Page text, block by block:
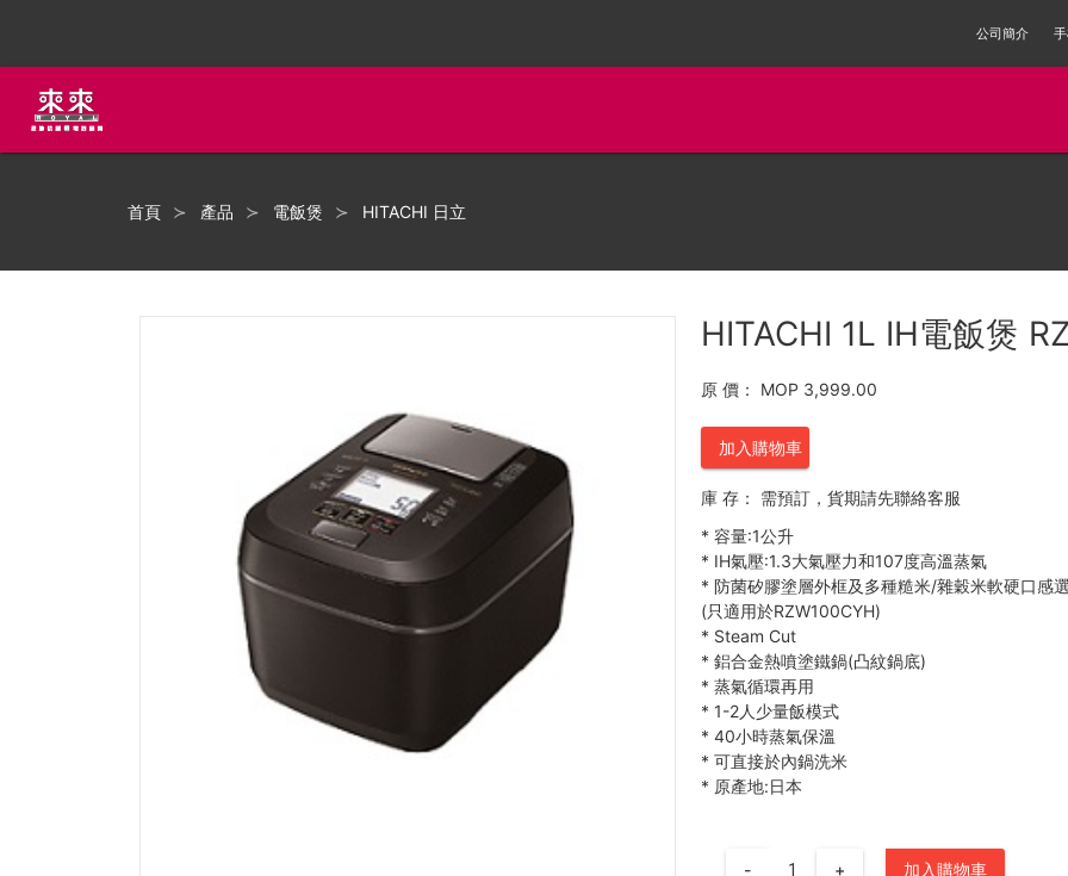
公司簡介
首頁 產品 電飯煲 HITACHI 日立
HITACHI 1L IH電飯煲
原 價： MOP 3,999.00
加入購物車
庫 存：
需預訂，貨期請先聯絡客服
* 容量:1公升
* IH氣壓:1.3大氣壓力和107度高溫蒸氣
* 防菌矽膠塗層外框及多種糙米/雜穀米軟硬口感
(只適用於RZW100CYH)
* Steam Cut
* 鋁合金熱噴塗鐵鍋(凸紋鍋底)
* 蒸氣循環再用
* 1-2人少量飯模式
* 40小時蒸氣保溫
* 可直接於內鍋洗米
* 原產地:日本
- + 加入購物車